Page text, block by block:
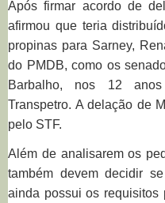
Após firmar acordo de
afirmou que teria
propinas para Sarney,
do PMDB, como os
Barbalho, nos 12
Transpetro. A delação de
pelo STF.
Além de analisarem os
também devem decidir
ainda possui os requisitos